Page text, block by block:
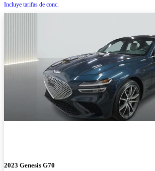
Incluye tarifas de conc.
2023 Genesis G70